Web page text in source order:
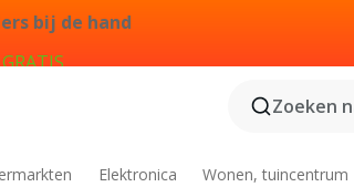
bij de hand
Zoeken
Elektronica Wonen, tuincentrum